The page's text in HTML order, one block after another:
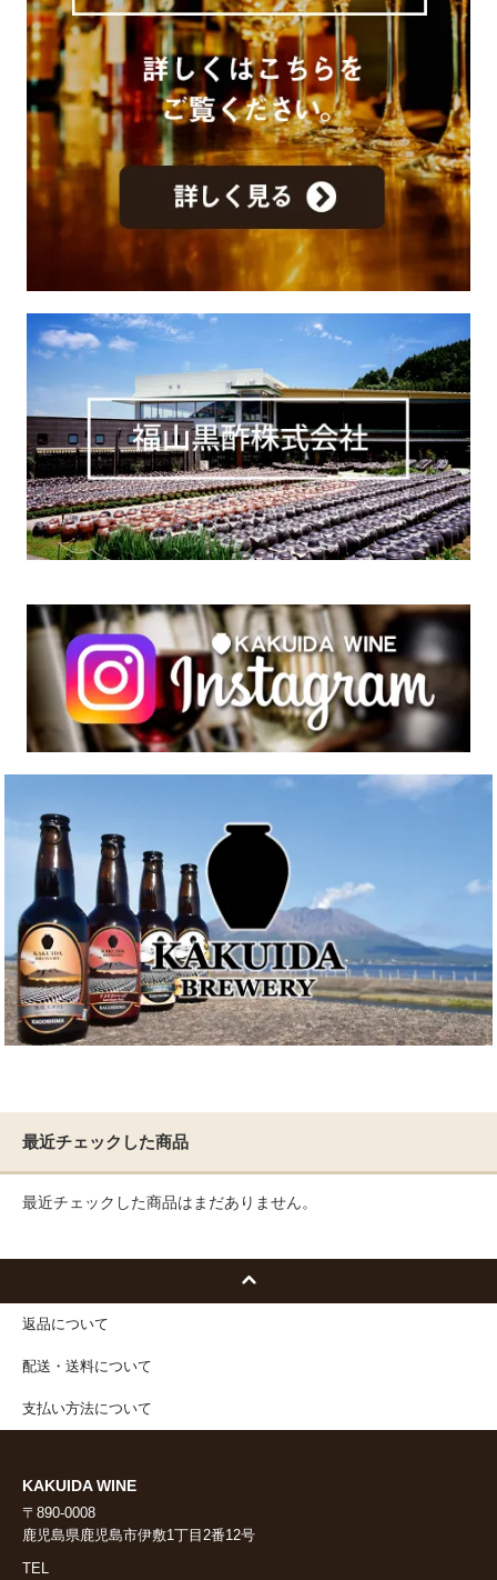
最近チェックした商品
最近チェックした商品はまだありません。
返品について
配送・送料について
支払い方法について
KAKUIDA WINE
〒890-0008
鹿児島県鹿児島市伊敷1丁目2番12号
TEL